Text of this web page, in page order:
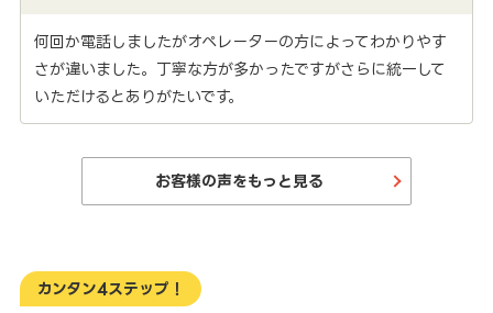
何回か電話しましたがオペレーターの方によってわかりやす
さが違いました。丁寧な方が多かったですがさらに統一して
いただけるとありがたいです。
お客様の声をもっと見る
カンタン4ステップ！